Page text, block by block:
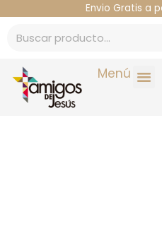
Envio Gratis a
Menú